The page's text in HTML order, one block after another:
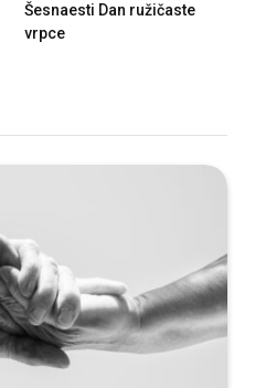
Šesnaesti Dan ružičaste
vrpce